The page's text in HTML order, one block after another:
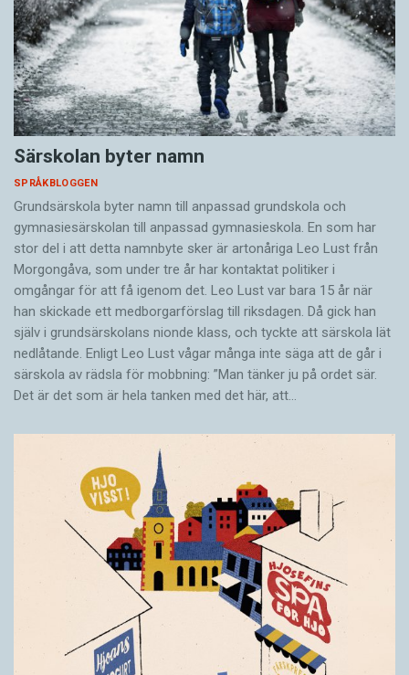
Särskolan byter namn
SPRÅKBLOGGEN
Grundsärskola byter namn till anpassad grundskola och
gymnasiesärskolan till anpassad gymnasieskola. En som har
stor del i att detta namnbyte sker är artonåriga Leo Lust från
Morgongåva, som under tre år har kontaktat politiker i
omgångar för att få igenom det. Leo Lust var bara 15 år när
han skickade ett medborgarförslag till riksdagen. Då gick han
själv i grundsärskolans nionde klass, och tyckte att särskola lät
nedlåtande. Enligt Leo Lust vågar många inte säga att de går i
särskola av rädsla för mobbning: ”Man tänker ju på ordet sär.
Det är det som är hela tanken med det här, att…